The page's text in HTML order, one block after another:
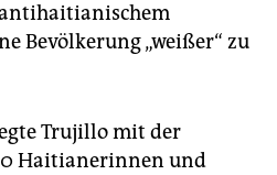
Bevölkerung „weißer“ zu
Trujillo mit der
Haitianerinnen und